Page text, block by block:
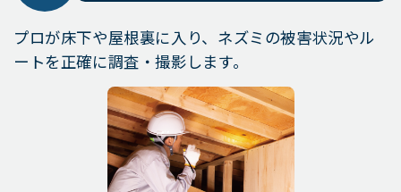
プロが床下や屋根裏に入り、ネズミの被害状況やル
ートを正確に調査・撮影します。